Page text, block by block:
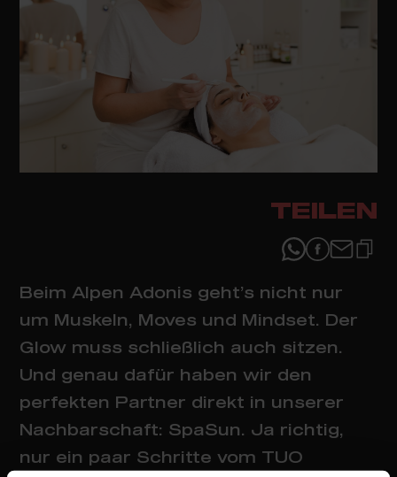
TEILEN
Beim Alpen Adonis geht’s nicht nur
um Muskeln, Moves und Mindset. Der
Glow muss schließlich auch sitzen.
Und genau dafür haben wir den
perfekten Partner direkt in unserer
Nachbarschaft: SpaSun. Ja richtig,
nur ein paar Schritte vom TUO